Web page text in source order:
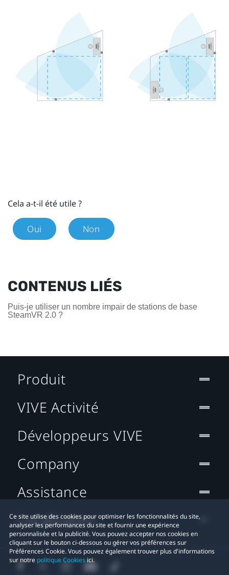
Cela a-t-il été utile ?
Oui Non
CONTENUS LIÉS
Puis-je utiliser un nombre impair de stations de base
SteamVR 2.0 ?
Ce site utilise des cookies pour optimiser les fonctionnalités du site,
analyser les performances du site et fournir une expérience
personnalisée et la publicité. Vous pouvez accepter nos cookies en
cliquant sur le bouton ci-dessous ou gérer vos préférences sur
Préférences Cookie. Vous pouvez également trouver plus d'informations
sur notre politique Cookiesici.
Produit
VIVE Activité
Développeurs VIVE
Company
Assistance
Localisation